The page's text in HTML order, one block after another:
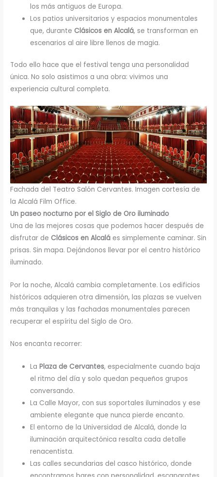
los más antiguos de Europa.
Los patios universitarios y espacios monumentales
que, durante Clásicos en Alcalá, se transforman en
escenarios al aire libre llenos de magia.
Todo ello hace que el festival tenga una personalidad
única. No solo asistimos a una obra: vivimos una
experiencia cultural completa.
Fachada del Teatro Salón Cervantes. Imagen cortesía de
la Alcalá Film Office.
Un paseo nocturno por el Siglo de Oro iluminado
Una de las mejores cosas que podemos hacer después de
disfrutar de Clásicos en Alcalá es simplemente caminar. Sin
prisas. Sin mapa. Dejándonos llevar por el centro histórico
iluminado.
Por la noche, Alcalá cambia completamente. Los edificios
históricos adquieren otra dimensión, las plazas se vuelven
más tranquilas y las fachadas monumentales parecen
recuperar el espíritu del Siglo de Oro.
Nos encanta recorrer:
LaPlaza de Cervantes, especialmente cuando baja
el ritmo del día y solo quedan pequeños grupos
conversando.
La Calle Mayor, con sus soportales iluminados y ese
ambiente elegante que nunca pierde encanto.
El entorno de la Universidad de Alcalá, donde la
iluminación arquitectónica resalta cada detalle
renacentista.
Las calles secundarias del casco histórico, donde